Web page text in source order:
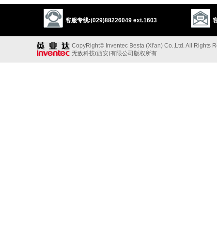
客服专线:(029)88226049 ext.1603
CopyRight© Inventec Besta (Xi'an) Co.,Ltd. All Rights
无敌科技(西安)有限公司版权所有